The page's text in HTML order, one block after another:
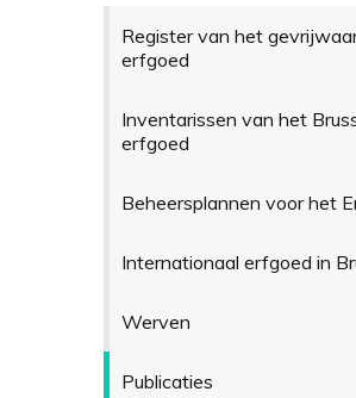
Register van het
erfgoed
Inventarissen van het
erfgoed
Beheersplannen voor het
Internationaal erfgoed in
Werven
Publicaties